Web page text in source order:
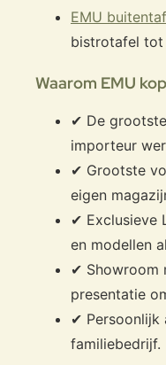
EMU
bistrotafel tot
Waarom EMU
✔ De
importeur
✔ Grootste
eigen
✔ Exclusieve
en modellen
✔ Showroom
presentatie
✔ Persoonlijk
familiebedrijf.